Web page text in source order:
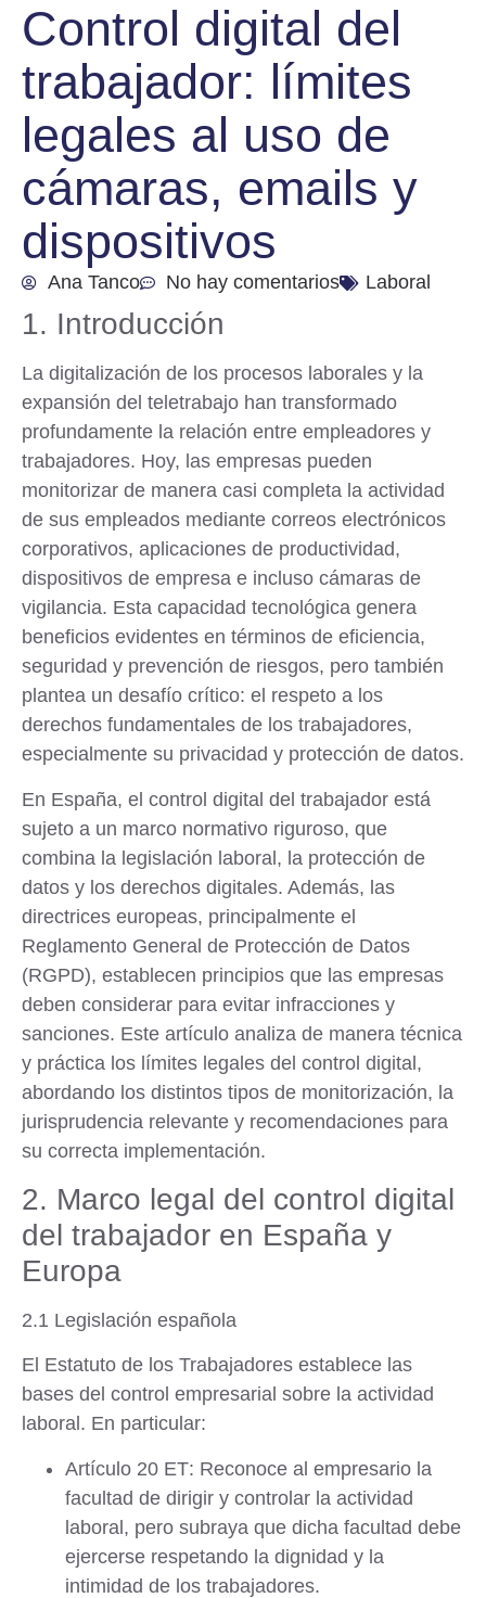
Control digital del
trabajador: límites
legales al uso de
cámaras, emails y
dispositivos
Ana Tanco No hay comentarios Laboral
1. Introducción
La digitalización de los procesos laborales y la
expansión del teletrabajo han transformado
profundamente la relación entre empleadores y
trabajadores. Hoy, las empresas pueden
monitorizar de manera casi completa la actividad
de sus empleados mediante correos electrónicos
corporativos, aplicaciones de productividad,
dispositivos de empresa e incluso cámaras de
vigilancia. Esta capacidad tecnológica genera
beneficios evidentes en términos de eficiencia,
seguridad y prevención de riesgos, pero también
plantea un desafío crítico: el respeto a los
derechos fundamentales de los trabajadores,
especialmente su privacidad y protección de datos.
En España, el control digital del trabajador está
sujeto a un marco normativo riguroso, que
combina la legislación laboral, la protección de
datos y los derechos digitales. Además, las
directrices europeas, principalmente el
Reglamento General de Protección de Datos
(RGPD), establecen principios que las empresas
deben considerar para evitar infracciones y
sanciones. Este artículo analiza de manera técnica
y práctica los límites legales del control digital,
abordando los distintos tipos de monitorización, la
jurisprudencia relevante y recomendaciones para
su correcta implementación.
2. Marco legal del control digital
del trabajador en España y
Europa
2.1 Legislación española
El Estatuto de los Trabajadores establece las
bases del control empresarial sobre la actividad
laboral. En particular:
Artículo 20 ET: Reconoce al empresario la
facultad de dirigir y controlar la actividad
laboral, pero subraya que dicha facultad debe
ejercerse respetando la dignidad y la
intimidad de los trabajadores.